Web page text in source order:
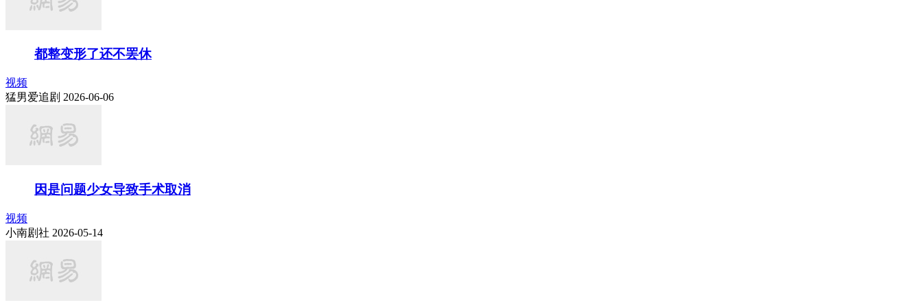
都整变形了还不罢休
视频
猛男爱追剧 2026-06-06
因是问题少女导致手术取消
视频
小南剧社 2026-05-14